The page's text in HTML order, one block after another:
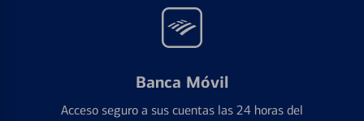
Banca Móvil
Acceso seguro a sus cuentas las 24 horas del